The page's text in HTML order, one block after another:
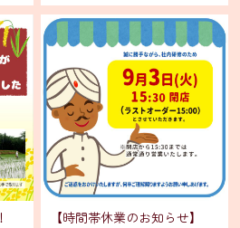
【時間帯休業のお知らせ】